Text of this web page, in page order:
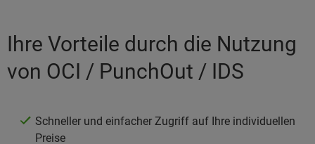
Ihre Vorteile durch die Nutzung
von OCI / PunchOut / IDS
Schneller und einfacher Zugriff auf Ihre individuellen
Preise